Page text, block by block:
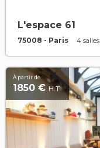
L'espace 61
75008 - Paris 4 salles
À partir de
1850 €H.T